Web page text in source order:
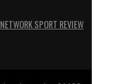
NETWORK SPORT REVIEW